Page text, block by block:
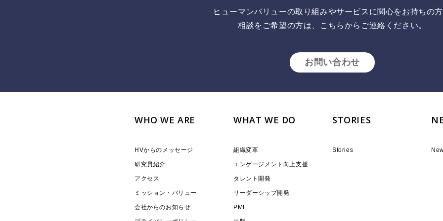
ヒューマンバリューの取り組みやサービスに関心をお持ちの方
相談をご希望の方は、こちらからご連絡ください。
お問い合わせ
WHO WE ARE
HVからのメッセージ
研究員紹介
アクセス
ミッション・バリュー
会社からのお知らせ
WHAT WE DO
組織変革
エンゲージメント向上支援
タレント開発
リーダーシップ開発
PMI
STORIES
Stories